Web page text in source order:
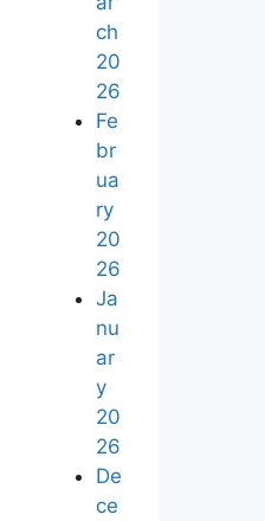
ch
20
26
Fe
br
ua
ry
20
26
Ja
nu
ar
y
20
26
De
ce